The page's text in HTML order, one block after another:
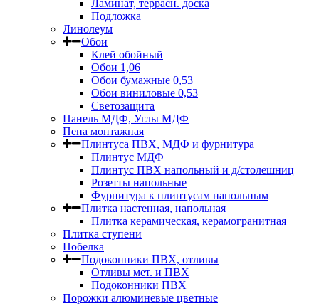
Ламинат, террасн. доска
Подложка
Линолеум
Обои
Клей обойный
Обои 1,06
Обои бумажные 0,53
Обои виниловые 0,53
Светозащита
Панель МДФ, Углы МДФ
Пена монтажная
Плинтуса ПВХ, МДФ и фурнитура
Плинтус МДФ
Плинтус ПВХ напольный и д/столешниц
Розетты напольные
Фурнитура к плинтусам напольным
Плитка настенная, напольная
Плитка керамическая, керамогранитная
Плитка ступени
Побелка
Подоконники ПВХ, отливы
Отливы мет. и ПВХ
Подоконники ПВХ
Порожки алюминевые цветные